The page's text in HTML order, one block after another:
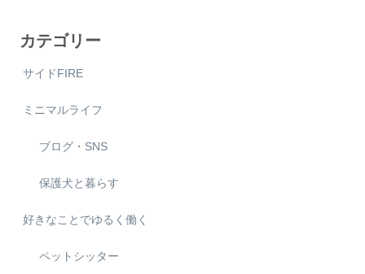
カテゴリー
サイドFIRE
ミニマルライフ
ブログ・SNS
保護犬と暮らす
好きなことでゆるく働く
ペットシッター